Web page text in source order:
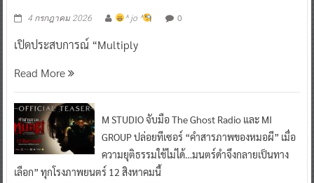
4 กรกฎาคม 2026 ^ jo ^ 0
เปิดประสบการณ์ “Multiply
Read More
M STUDIO จับมือ The Ghost Radio และ MI
GROUP ปล่อยทีเซอร์ “คำสารภาพของหมอผี” เมื่อ
ความยุติธรรมใช้ไม่ได้…มนตร์ดำจึงกลายเป็นทาง
เลือก” ทุกโรงภาพยนตร์ 12 สิงหาคมนี้